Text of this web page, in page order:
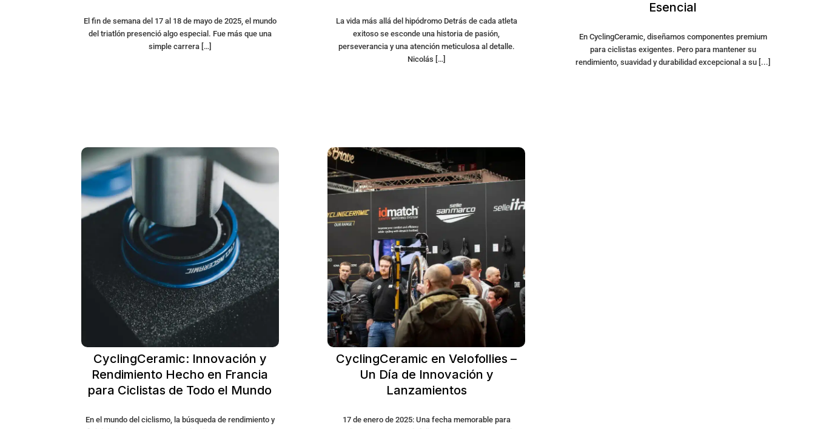
El fin de semana del 17 al 18 de mayo de 2025, el mundo
del triatlón presenció algo especial. Fue más que una
simple carrera […]
La vida más allá del hipódromo Detrás de cada atleta
exitoso se esconde una historia de pasión,
perseverancia y una atención meticulosa al detalle.
Nicolás […]
Esencial
En CyclingCeramic, diseñamos componentes premium
para ciclistas exigentes. Pero para mantener su
rendimiento, suavidad y durabilidad excepcional a su [...]
CyclingCeramic: Innovación y
Rendimiento Hecho en Francia
para Ciclistas de Todo el Mundo
En el mundo del ciclismo, la búsqueda de rendimiento y
CyclingCeramic en Velofollies –
Un Día de Innovación y
Lanzamientos
17 de enero de 2025: Una fecha memorable para